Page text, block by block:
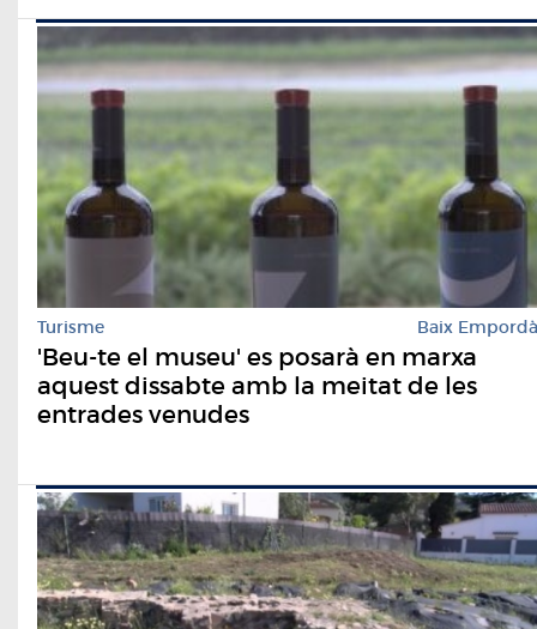
Turisme Baix Empordà
'Beu-te el museu' es posarà en marxa
aquest dissabte amb la meitat de les
entrades venudes